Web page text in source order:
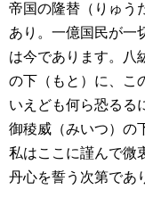
帝国の隆替（りゅう
あり。一億国民が一
は今であります。八
の下（もと）に、こ
いえども何ら恐るる
御稜威（みいつ）の
私はここに謹んで微
丹心を誓う次第であ